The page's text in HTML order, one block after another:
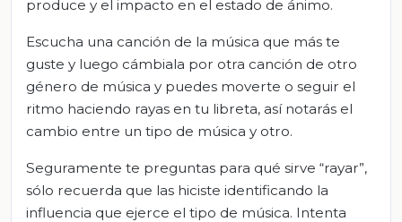
produce y el impacto en el estado de ánimo.
Escucha una canción de la música que más te
guste y luego cámbiala por otra canción de otro
género de música y puedes moverte o seguir el
ritmo haciendo rayas en tu libreta, así notarás el
cambio entre un tipo de música y otro.
Seguramente te preguntas para qué sirve “rayar”,
sólo recuerda que las hiciste identificando la
influencia que ejerce el tipo de música. Intenta